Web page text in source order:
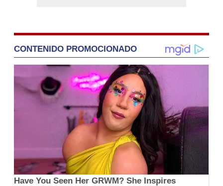
CONTENIDO PROMOCIONADO
Have You Seen Her GRWM? She Inspires